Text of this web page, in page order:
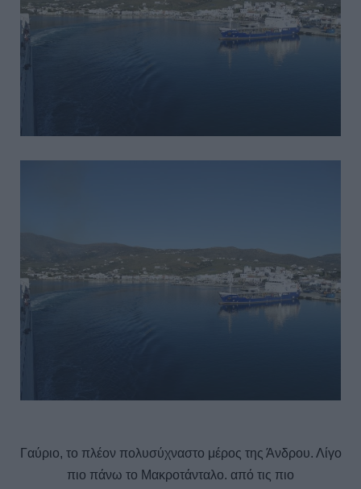
Γαύριο, το πλέον πολυσύχναστο μέρος της Άνδρου. Λίγο
πιο πάνω το Μακροτάνταλο. από τις πιο